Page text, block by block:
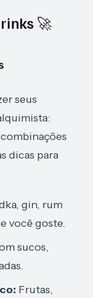
🚀
seus
dicas para
gin, rum
você goste.
sucos,
Frutas,